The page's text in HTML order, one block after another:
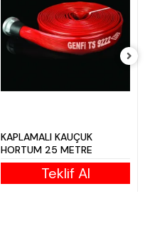
KAPLAMALI KAUÇUK
HORTUM 25 METRE
Teklif Al